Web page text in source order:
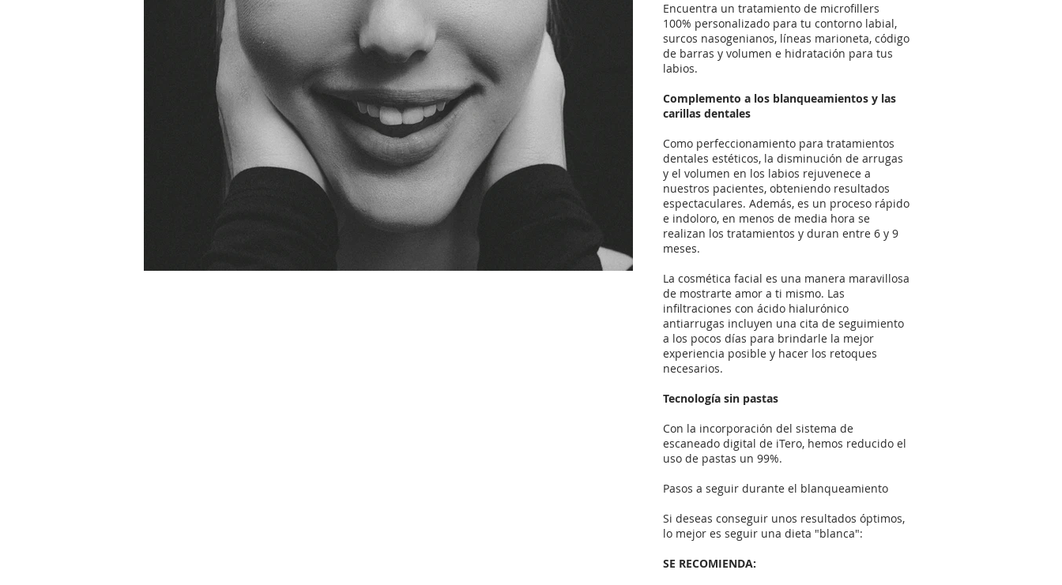
Encuentra un tratamiento de microfillers
100% personalizado para tu contorno labial,
surcos nasogenianos, líneas marioneta, código
de barras y volumen e hidratación para tus
labios.
Complemento a los blanqueamientos y las
carillas dentales
Como perfeccionamiento para tratamientos
dentales estéticos, la disminución de arrugas
y el volumen en los labios rejuvenece a
nuestros pacientes, obteniendo resultados
espectaculares. Además, es un proceso rápido
e indoloro, en menos de media hora se
realizan los tratamientos y duran entre 6 y 9
meses.
La cosmética facial es una manera maravillosa
de mostrarte amor a ti mismo. Las
infiltraciones con ácido hialurónico
antiarrugas incluyen una cita de seguimiento
a los pocos días para brindarle la mejor
experiencia posible y hacer los retoques
necesarios.
Tecnología sin pastas
Con la incorporación del sistema de
escaneado digital de iTero, hemos reducido el
uso de pastas un 99%.
Pasos a seguir durante el blanqueamiento
Si deseas conseguir unos resultados óptimos,
lo mejor es seguir una dieta "blanca":
SE RECOMIENDA: